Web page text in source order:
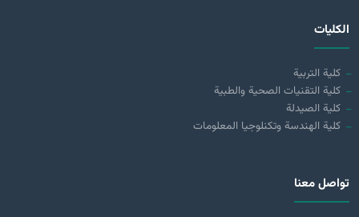
الكليات
كلية التربية
كلية التقنيات الصحية والطبية
كلية الصيدلة
كلية الهندسة وتكنلوجيا المعلومات
تواصل معنا